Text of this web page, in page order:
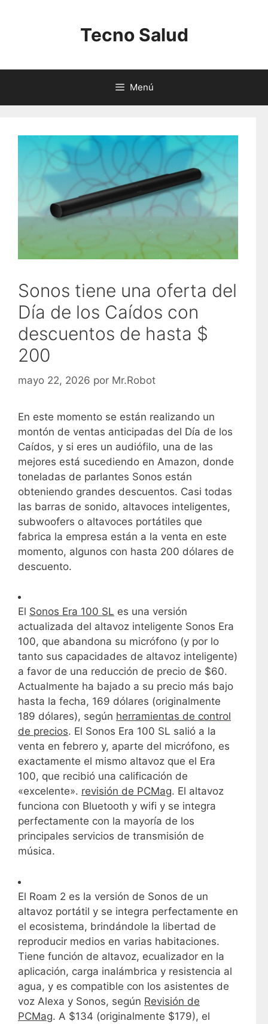
Tecno Salud
Menú
Sonos tiene una oferta del
Día de los Caídos con
descuentos de hasta $
200
mayo 22, 2026 por Mr.Robot
En este momento se están realizando un
montón de ventas anticipadas del Día de los
Caídos, y si eres un audiófilo, una de las
mejores está sucediendo en Amazon, donde
toneladas de parlantes Sonos están
obteniendo grandes descuentos. Casi todas
las barras de sonido, altavoces inteligentes,
subwoofers o altavoces portátiles que
fabrica la empresa están a la venta en este
momento, algunos con hasta 200 dólares de
descuento.
El Sonos Era 100 SL es una versión
actualizada del altavoz inteligente Sonos Era
100, que abandona su micrófono (y por lo
tanto sus capacidades de altavoz inteligente)
a favor de una reducción de precio de $60.
Actualmente ha bajado a su precio más bajo
hasta la fecha, 169 dólares (originalmente
189 dólares), según herramientas de control
de precios. El Sonos Era 100 SL salió a la
venta en febrero y, aparte del micrófono, es
exactamente el mismo altavoz que el Era
100, que recibió una calificación de
«excelente». revisión de PCMag. El altavoz
funciona con Bluetooth y wifi y se integra
perfectamente con la mayoría de los
principales servicios de transmisión de
música.
El Roam 2 es la versión de Sonos de un
altavoz portátil y se integra perfectamente en
el ecosistema, brindándole la libertad de
reproducir medios en varias habitaciones.
Tiene función de altavoz, ecualizador en la
aplicación, carga inalámbrica y resistencia al
agua, y es compatible con los asistentes de
voz Alexa y Sonos, según Revisión de
PCMag. A $134 (originalmente $179), el